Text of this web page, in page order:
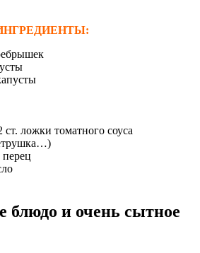
ложки томатного соуса
блюдо и очень сытное